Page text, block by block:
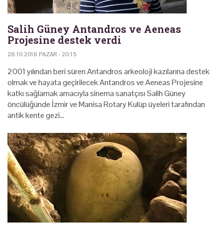
Salih Güney Antandros ve Aeneas
Projesine destek verdi
28.10.2018 PAZAR - 20:15
2001 yılından beri süren Antandros arkeoloji kazılarına destek
olmak ve hayata geçirilecek Antandros ve Aeneas Projesine
katkı sağlamak amacıyla sinema sanatçısı Salih Güney
öncülüğünde İzmir ve Manisa Rotary Kulüp üyeleri tarafından
antik kente gezi…